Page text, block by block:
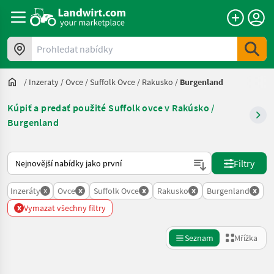
Prohledat nabídky
/ Inzeraty /Ovce /Suffolk Ovce / Rakusko / Burgenland
Kúpiť a predať použité Suffolk ovce v Rakúsko /
Burgenland
Takto se řadí nabídky na Landwirt.com
Filtry
Inzeráty x Ovce x Suffolk Ovce x Rakusko x Burgenland x
x Vymazat všechny filtry
Seznam Mřížka